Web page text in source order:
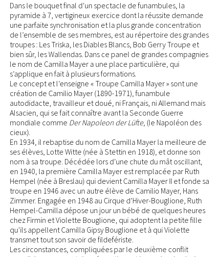
Dans le bouquet final d’un spectacle de funambules, la
pyramide à 7, vertigineux exercice dont la réussite demande
une parfaite synchronisation et la plus grande concentration
de l’ensemble de ses membres, est au répertoire des grandes
troupes : Les Triska, les Diables Blancs, Bob Gerry Troupe et
bien sûr, les Wallendas. Dans ce panel de grandes compagnies
le nom de Camilla Mayer a une place particulière, qui
s’applique en fait à plusieurs formations.
Le concept et l’enseigne « Troupe Camilla Mayer » sont une
création de Camilio Mayer (1890-1971), funambule
autodidacte, travailleur et doué, ni Français, ni Allemand mais
Alsacien, qui se fait connaître avant la Seconde Guerre
mondiale comme Der Napoleon der Lüfte, (le Napoléon des
cieux).
En 1934, il rebaptise du nom de Camilla Mayer la meilleure de
ses élèves, Lotte Witte (née à Stettin en 1918), et donne son
nom à sa troupe. Décédée lors d’une chute du mât oscillant,
en 1940, la première Camilla Mayer est remplacée par Ruth
Hempel (née à Breslau) qui devient Camilla Mayer II et fonde sa
troupe en 1946 avec un autre élève de Camilio Mayer, Hans
Zimmer. Engagée en 1948 au Cirque d’Hiver-Bouglione, Ruth
Hempel-Camilla dépose un jour un bébé de quelques heures
chez Firmin et Violette Bouglione, qui adoptent la petite fille
qu’ils appellent Camilla Gipsy Bouglione et à qui Violette
transmet tout son savoir de fildefériste.
Les circonstances, compliquées par le deuxième conflit